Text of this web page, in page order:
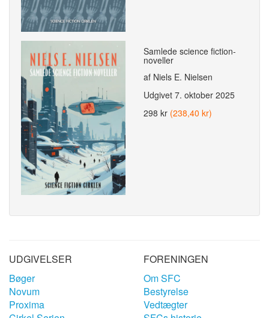
Samlede science fiction-
noveller
af Niels E. Nielsen
Udgivet 7. oktober 2025
298 kr (238,40 kr)
UDGIVELSER
Bøger
Novum
Proxima
FORENINGEN
Om SFC
Bestyrelse
Vedtægter